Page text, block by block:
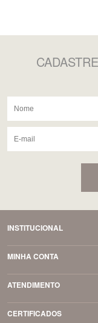
INSTITUCIONAL
MINHA CONTA
ATENDIMENTO
CERTIFICADOS